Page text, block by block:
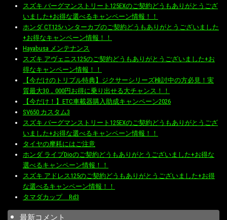
スズキ バーグマンストリート125EXのご契約どうもありがとうござ
いました+お得な選べるキャンペーン情報！！
ホンダ CT125ハンターカブのご契約どうもありがとうございました
+お得なキャンペーン情報！！
Hayabusa メンテナンス
スズキ アヴェニス125のご契約どうもありがとうございました+お
得なキャンペーン情報！！
【今だけのトリプル特典】ジクサーシリーズ検討中の方必見！実
質最大30，000円お得に乗り出せる大チャンス！！
【今だけ！】ETC車載器購入助成キャンペーン2026
SV650 カスタム3
スズキ バーグマンストリート125EXのご契約どうもありがとうござ
いました+お得な選べるキャンペーン情報！！
タイヤの摩耗にはご注意
ホンダ ライブDioのご契約どうもありがとうございました+お得な
選べるキャンペーン情報！！
スズキ アドレス125のご契約どうもありがとうございました+お得
な選べるキャンペーン情報！！
タマダカップ Rd3
最新コメント